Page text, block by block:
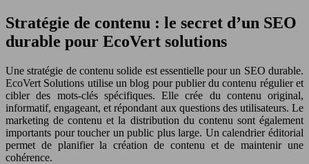
Stratégie de contenu : le secret d’un SEO
durable pour EcoVert solutions
Une stratégie de contenu solide est essentielle pour un SEO durable.
EcoVert Solutions utilise un blog pour publier du contenu régulier et
cibler des mots-clés spécifiques. Elle crée du contenu original,
informatif, engageant, et répondant aux questions des utilisateurs. Le
marketing de contenu et la distribution du contenu sont également
importants pour toucher un public plus large. Un calendrier éditorial
permet de planifier la création de contenu et de maintenir une
cohérence.